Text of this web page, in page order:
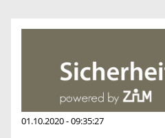
01.10.2020 - 09:35:27